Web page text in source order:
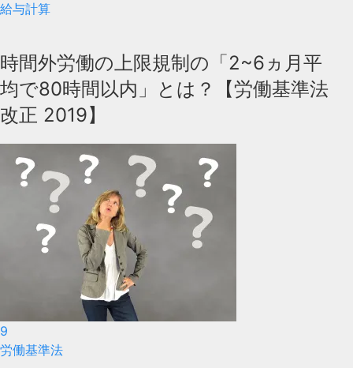
給与計算
時間外労働の上限規制の「2~6ヵ月平
均で80時間以内」とは？【労働基準法
改正 2019】
9
労働基準法